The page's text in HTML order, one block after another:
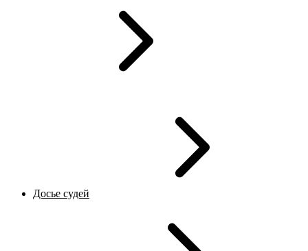
Досье судей